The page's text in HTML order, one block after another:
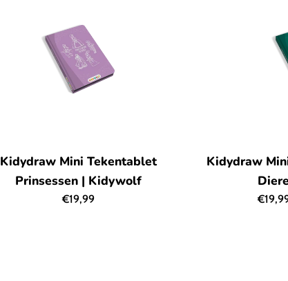
Kidydraw Mini Tekentablet
Prinsessen | Kidywolf
Normale
€19,99
Kidydraw